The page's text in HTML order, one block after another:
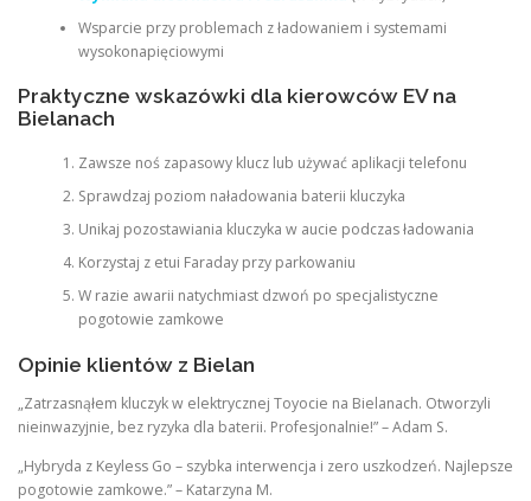
Wsparcie przy problemach z ładowaniem i systemami
wysokonapięciowymi
Praktyczne wskazówki dla kierowców EV na
Bielanach
Zawsze noś zapasowy klucz lub używać aplikacji telefonu
Sprawdzaj poziom naładowania baterii kluczyka
Unikaj pozostawiania kluczyka w aucie podczas ładowania
Korzystaj z etui Faraday przy parkowaniu
W razie awarii natychmiast dzwoń po specjalistyczne
pogotowie zamkowe
Opinie klientów z Bielan
„Zatrzasnąłem kluczyk w elektrycznej Toyocie na Bielanach. Otworzyli
nieinwazyjnie, bez ryzyka dla baterii. Profesjonalnie!” – Adam S.
„Hybryda z Keyless Go – szybka interwencja i zero uszkodzeń. Najlepsze
pogotowie zamkowe.” – Katarzyna M.